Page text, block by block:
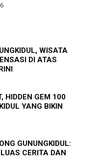
WISATA
DI ATAS
HIDDEN GEM 100
YANG BIKIN
GUNUNGKIDUL:
CERITA DAN